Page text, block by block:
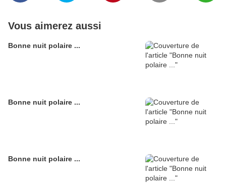
Vous aimerez aussi
Bonne nuit polaire ...
Bonne nuit polaire ...
Bonne nuit polaire ...